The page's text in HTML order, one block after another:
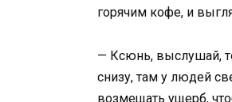
горячим кофе, и
— Ксюнь, выслушай,
снизу, там у людей
возмещать ущерб,